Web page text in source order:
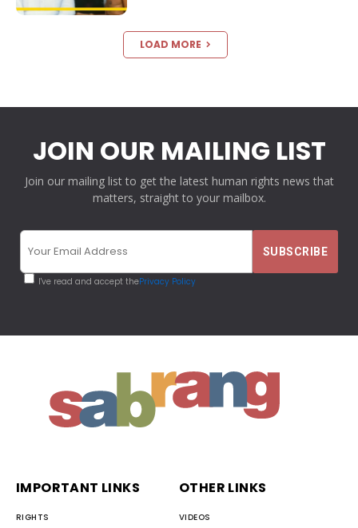
LOAD MORE
JOIN OUR MAILING LIST
Join our mailing list to get the latest human rights news that
matters, straight to your mailbox.
I've read and accept thePrivacy Policy
IMPORTANT LINKS
RIGHTS
OTHER LINKS
VIDEOS